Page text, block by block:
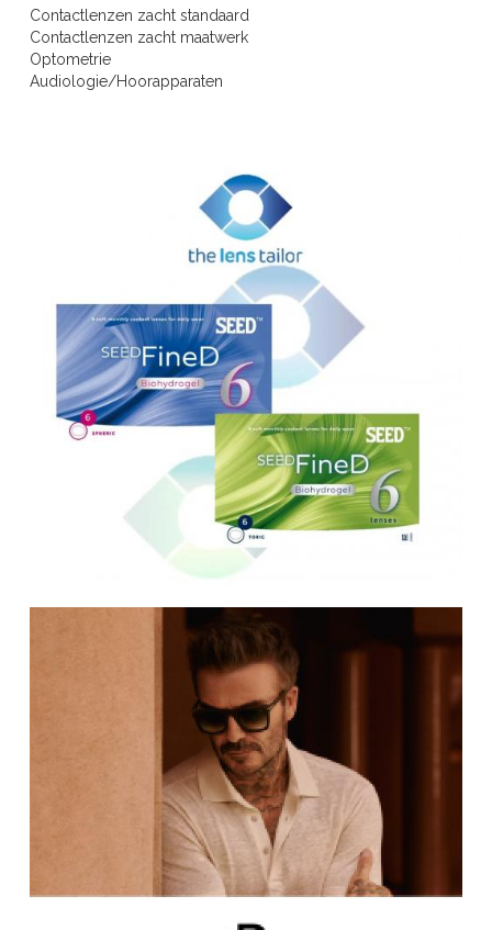
CENTRO STYLE
COOPER-VISION
DAVID BECKHAM EYEWEAR
DREAMLITE (by COOPERVISION SEC)
ENTOURAGE OF 7
Contactlenzen zacht standaard
Contactlenzen zacht maatwerk
Optometrie
Audiologie/Hoorapparaten